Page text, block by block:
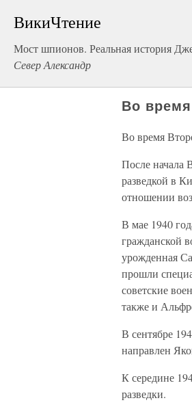
ВикиЧтение
Мост шпионов. Реальная история
Север Александр
Во
Во время
После начала
разведкой в
отношении
В мае 1940
гражданской
урожденная
прошли
советские
также и
В сентябре
направлен
К середине
разведки.